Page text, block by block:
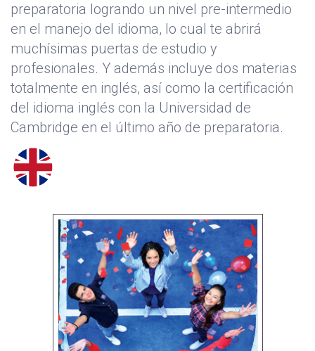
preparatoria logrando un nivel pre-intermedio
en el manejo del idioma, lo cual te abrirá
muchísimas puertas de estudio y
profesionales. Y además incluye dos materias
totalmente en inglés, así como la certificación
del idioma inglés con la Universidad de
Cambridge en el último año de preparatoria.